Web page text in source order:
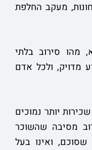
מעקב החלפת
מהו סירוב בלתי
מדויק, ולכל אדם
יותר נמוכים
מסיבה שהשוכר
שסוכם, ואינו בעל